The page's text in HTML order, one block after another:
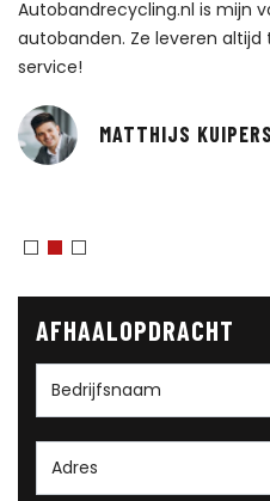
Autobandrecycling.nl is mijn
autobanden. Ze leveren
service!
MATTHIJS KUIPERS
AFHAALOPDRACHT